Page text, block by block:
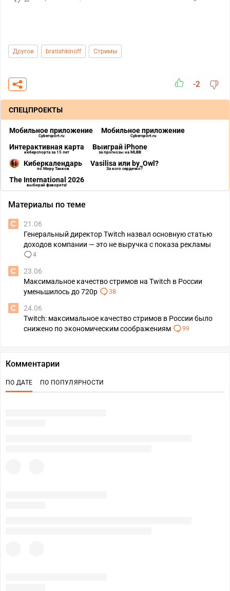
Другое bratishkinoff Стримы
-2
СПЕЦПРОЕКТЫ
Мобильное приложение
Cybersport.ru
Мобильное приложение
Cybersport.ru
Интерактивная карта
киберспорта за 15 лет
Выиграй iPhone
за прогнозы на MLBB
Киберкалендарь
по Миру Танков
Vasilisa или by_Owl?
За кого сердечко?
The International 2026
выбирай фаворита!
Материалы по теме
21.06
Генеральный директор Twitch назвал основную статью
доходов компании — это не выручка с показа рекламы
4
23.06
Максимальное качество стримов на Twitch в России
уменьшилось до 720p
38
24.06
Twitch: максимальное качество стримов в России было
снижено по экономическим соображениям
99
Комментарии
ПО ДАТЕ ПО ПОПУЛЯРНОСТИ